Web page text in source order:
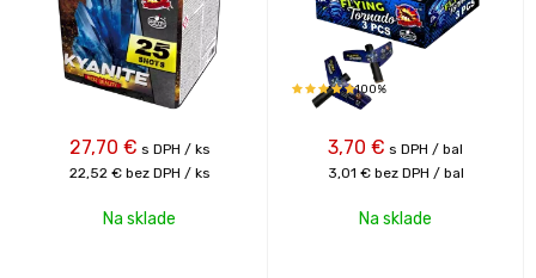
27,70 € s DPH / ks
22,52 € bez DPH / ks
Na sklade
100%
3,70 € s DPH / bal
3,01 € bez DPH / bal
Na sklade